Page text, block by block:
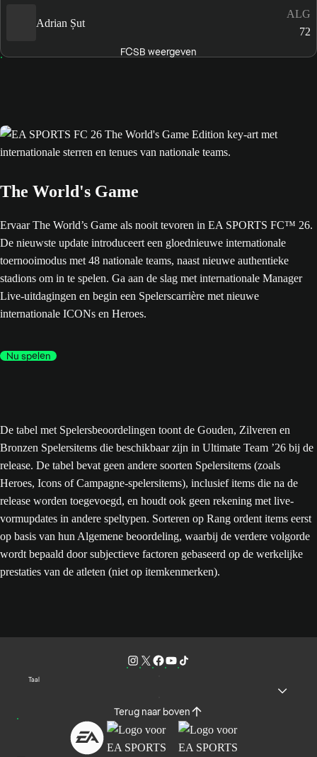
Adrian Șut
ALG
72
FCSB weergeven
The World's Game
Ervaar The World’s Game als nooit tevoren in EA SPORTS FC™ 26.
De nieuwste update introduceert een gloednieuwe internationale
toernooimodus met 48 nationale teams, naast nieuwe authentieke
stadions om in te spelen. Ga aan de slag met internationale Manager
Live-uitdagingen en begin een Spelerscarrière met nieuwe
internationale ICONs en Heroes.
Nu spelen
De tabel met Spelersbeoordelingen toont de Gouden, Zilveren en
Bronzen Spelersitems die beschikbaar zijn in Ultimate Team ’26 bij de
release. De tabel bevat geen andere soorten Spelersitems (zoals
Heroes, Icons of Campagne-spelersitems), inclusief items die na de
release worden toegevoegd, en houdt ook geen rekening met live-
vormupdates in andere speltypen. Sorteren op Rang ordent items eerst
op basis van hun Algemene beoordeling, waarbij de verdere volgorde
wordt bepaald door subjectieve factoren gebaseerd op de werkelijke
prestaties van de atleten (niet op itemkenmerken).
Taal
Terug naar boven